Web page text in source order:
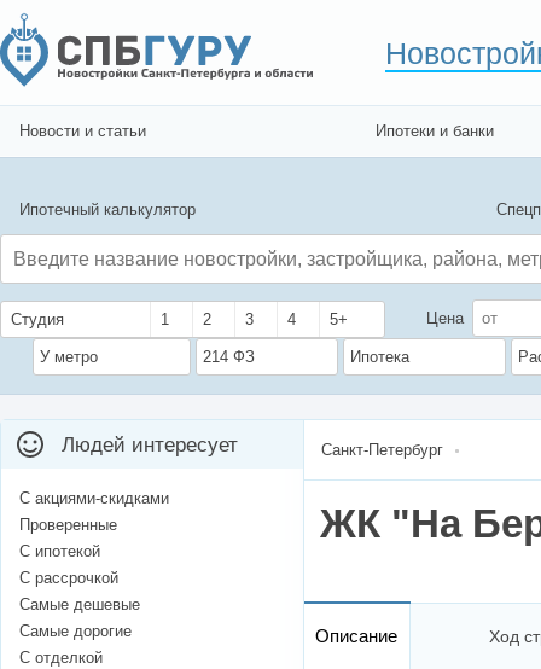
Новости и статьи Ипотеки и банки
Ипотечный калькулятор
Студия 1 2 3 4 5+ Цена
У метро 214 ФЗ Ипотека
Санкт-Петербург
ЖК "На
Описание Ход
Людей интересует
С акциями-скидками
Проверенные
С ипотекой
С рассрочкой
Самые дешевые
Самые дорогие
С отделкой